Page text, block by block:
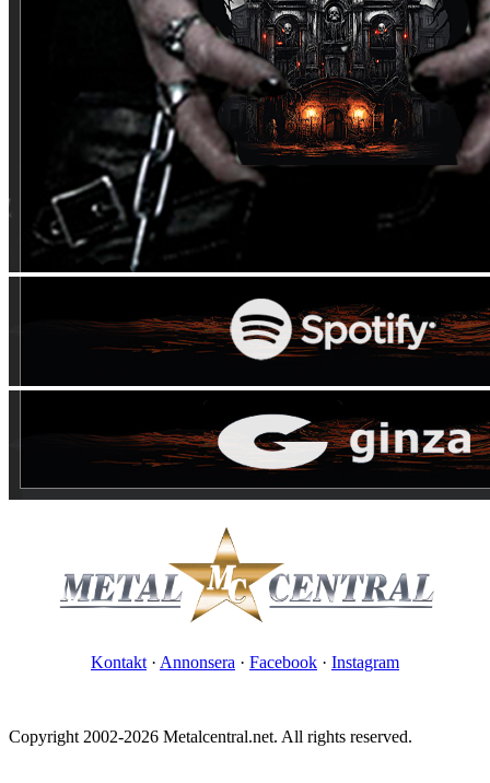
Kontakt · Annonsera · Facebook · Instagram
Copyright 2002-2026 Metalcentral.net. All rights reserved.